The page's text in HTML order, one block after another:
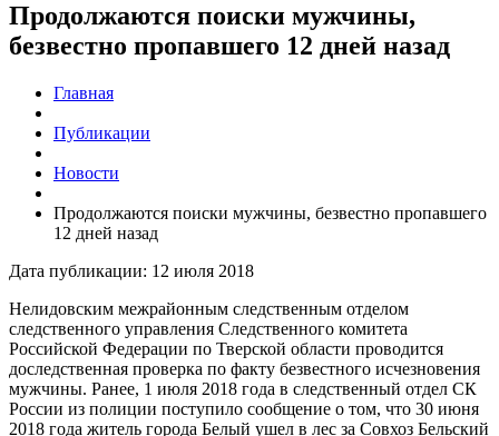
Продолжаются поиски мужчины,
безвестно пропавшего 12 дней назад
Главная
Публикации
Новости
Продолжаются поиски мужчины, безвестно пропавшего
12 дней назад
Дата публикации: 12 июля 2018
Нелидовским межрайонным следственным отделом
следственного управления Следственного комитета
Российской Федерации по Тверской области проводится
доследственная проверка по факту безвестного исчезновения
мужчины. Ранее, 1 июля 2018 года в следственный отдел СК
России из полиции поступило сообщение о том, что 30 июня
2018 года житель города Белый ушел в лес за Совхоз Бельский